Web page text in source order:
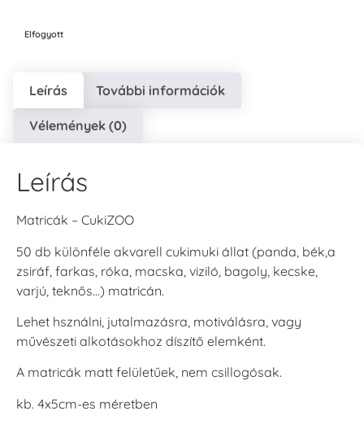
Elfogyott
Leírás További információk
Vélemények (0)
Leírás
Matricák – CukiZOO
50 db különféle akvarell cukimuki állat (panda, bék,a
zsiráf, farkas, róka, macska, viziló, bagoly, kecske,
varjú, teknős…) matricán.
Lehet hsználni, jutalmazásra, motiválásra, vagy
művészeti alkotásokhoz díszítő elemként.
A matricák matt felületűek, nem csillogósak.
kb. 4x5cm-es méretben